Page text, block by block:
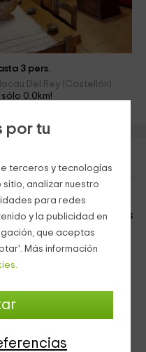
por tu
terceros y tecnologías
analizar nuestro
para redes
y la publicidad en
que aceptas
Más información
3 pers.
Del Rey (Castellón)
sólo 0.0km!
Llano
dentro de laprovincia
disfrutar de las mejores
de Olocau del Rey.
en la que